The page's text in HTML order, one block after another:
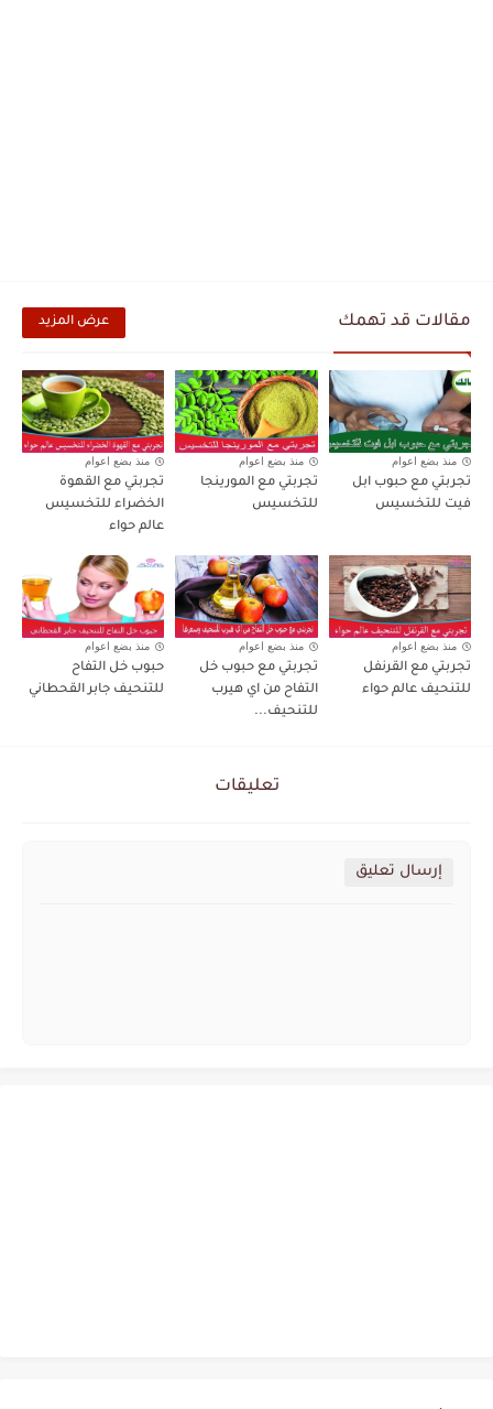
مقالات قد تهمك عرض المزيد
منذ بضع اعوام
تجربتي مع حبوب ابل
فيت للتخسيس
منذ بضع اعوام
تجربتي مع المورينجا
للتخسيس
منذ بضع اعوام
تجربتي مع القهوة
الخضراء للتخسيس
عالم حواء
منذ بضع اعوام
تجربتي مع القرنفل
للتنحيف عالم حواء
منذ بضع اعوام
تجربتي مع حبوب خل
التفاح من اي هيرب
للتنحيف...
منذ بضع اعوام
حبوب خل التفاح
للتنحيف جابر القحطاني
تعليقات
إرسال تعليق